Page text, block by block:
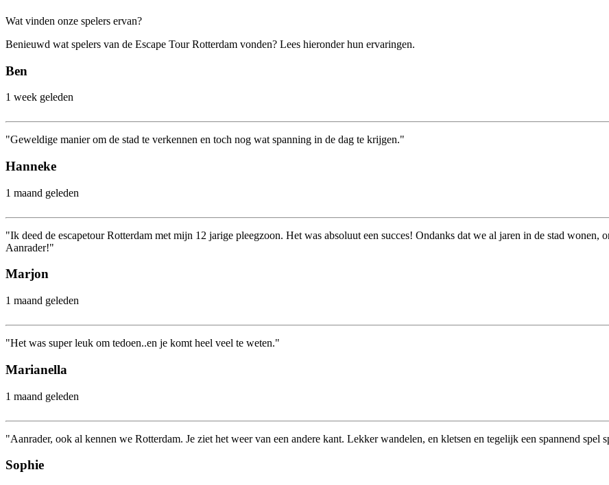
Wat vinden onze spelers ervan?
Benieuwd wat spelers van de Escape Tour Rotterdam vonden? Lees hieronder hun ervaringen.
Ben
1 week geleden
"Geweldige manier om de stad te verkennen en toch nog wat spanning in de dag te krijgen."
Hanneke
1 maand geleden
"Ik deed de escapetour Rotterdam met mijn 12 jarige pleegzoon. Het was absoluut een succes! Ondanks dat we al jaren in de stad
Aanrader!"
Marjon
1 maand geleden
"Het was super leuk om tedoen..en je komt heel veel te weten."
Marianella
1 maand geleden
"Aanrader, ook al kennen we Rotterdam. Je ziet het weer van een andere kant. Lekker wandelen, en kletsen en tegelijk een spannend spel
Sophie